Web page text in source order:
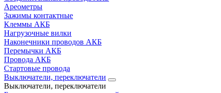
Ареометры
Зажимы контактные
Клеммы АКБ
Нагрузочные вилки
Наконечники проводов АКБ
Перемычки АКБ
Провода АКБ
Стартовые провода
Выключатели, переключатели
Выключатели, переключатели